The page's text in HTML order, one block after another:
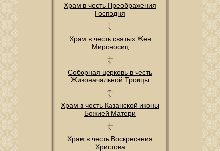
Храм в честь Преображения
Господня
Храм в честь святых Жен
Мироносиц
Соборная церковь в честь
Живоначальной Троицы
Храм в честь Казанской иконы
Божией Матери
Храм в честь Воскресения
Христова